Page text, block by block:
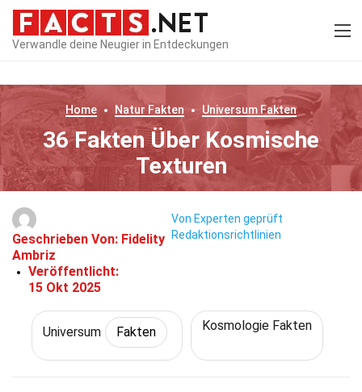
Verwandle deine Neugier in Entdeckungen
Home Natur Fakten Universum Fakten
36 Fakten Über Kosmische
Texturen
Geschrieben Von: Fidelity
Ambriz
Veröffentlicht:
15 Okt 2025
Von Experten geprüft
Redaktionsrichtlinien
Universum Fakten Kosmologie Fakten